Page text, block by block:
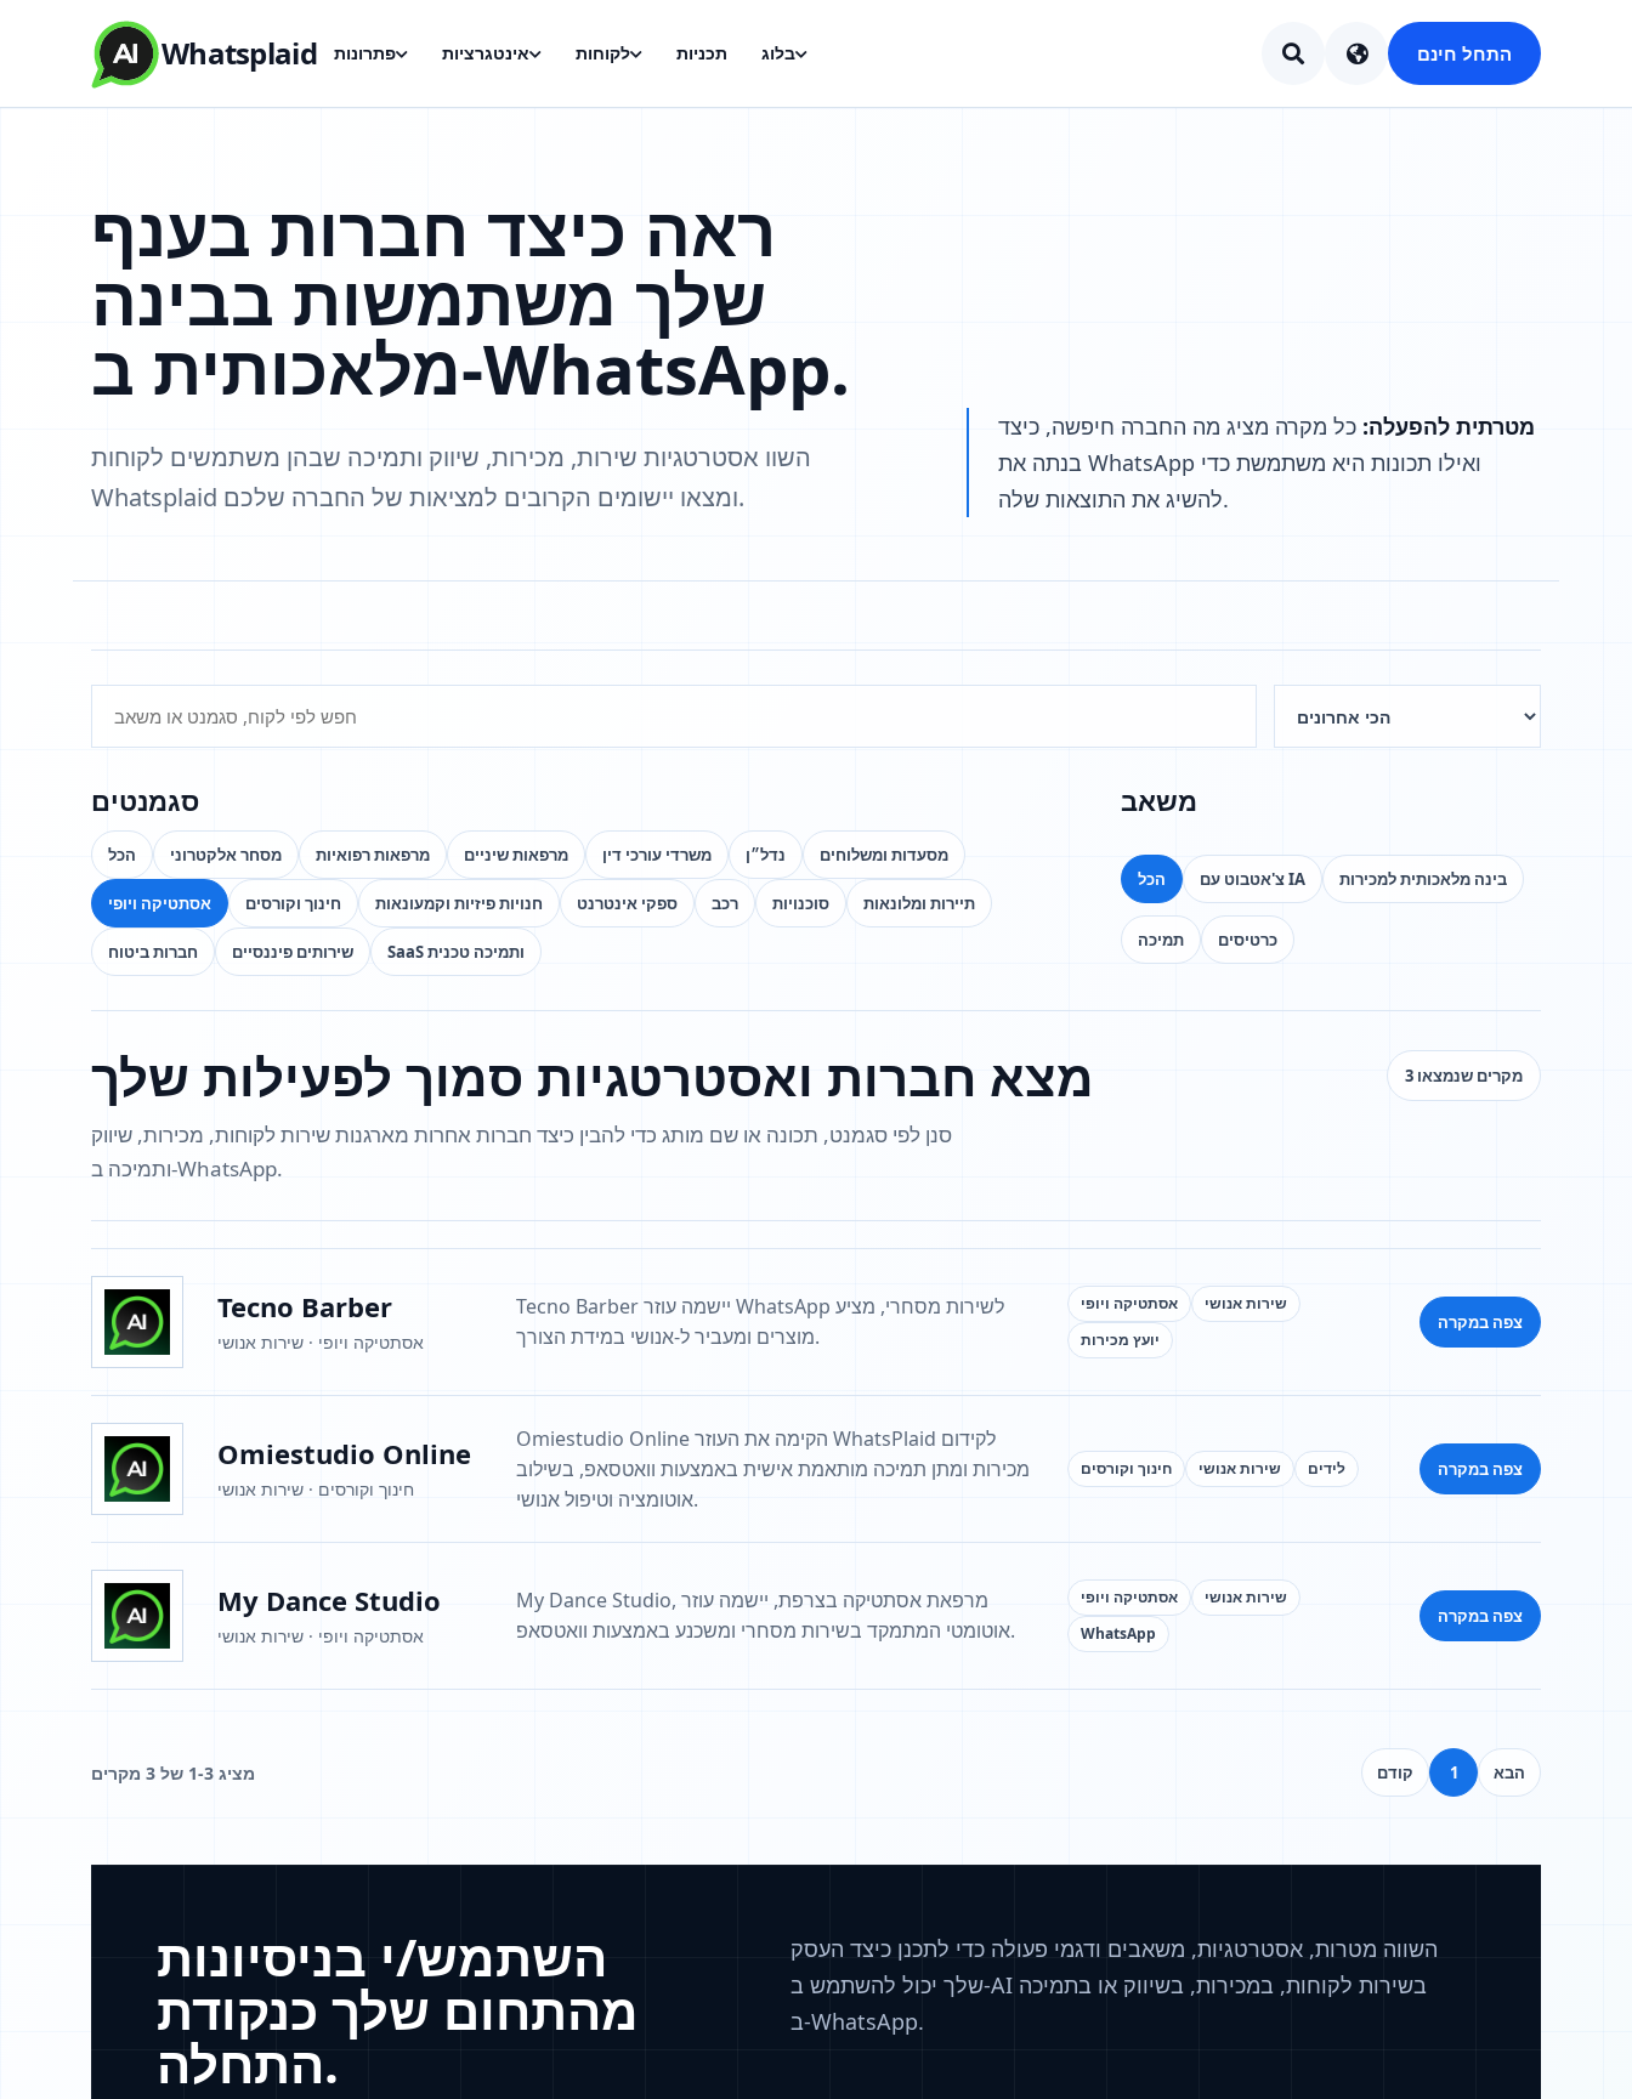
Whatsplaid פתרונות אינטגרציות לקוחות תכניות בלוג התחל חינם
ראה כיצד חברות בענף
שלך משתמשות בבינה
מלאכותית ב‑WhatsApp.
השוו אסטרטגיות שירות, מכירות, שיווק ותמיכה שבהן משתמשים לקוחות
Whatsplaid ומצאו יישומים הקרובים למציאות של החברה שלכם.
מטרתית להפעלה: כל מקרה מציג מה החברה חיפשה, כיצד
בנתה את WhatsApp ואילו תכונות היא משתמשת כדי
להשיג את התוצאות שלה.
סגמנטים
הכל מסחר אלקטרוני מרפאות רפואיות מרפאות שיניים משרדי עורכי דין נדל״ן מסעדות ומשלוחים
אסתטיקה ויופי חינוך וקורסים חנויות פיזיות וקמעונאות ספקי אינטרנט רכב סוכנויות תיירות ומלונאות
חברות ביטוח שירותים פיננסיים SaaS ותמיכה טכנית
משאב
הכל צ'אטבוט עם IA בינה מלאכותית למכירות
תמיכה כרטיסים
מצא חברות ואסטרטגיות סמוך לפעילות שלך
סנן לפי סגמנט, תכונה או שם מותג כדי להבין כיצד חברות אחרות מארגנות שירות לקוחות, מכירות, שיווק
ותמיכה ב‑WhatsApp.
3 מקרים שנמצאו
Tecno Barber
אסתטיקה ויופי · שירות אנושי
Tecno Barber יישמה עוזר WhatsApp לשירות מסחרי, מציע
מוצרים ומעביר ל-אנושי במידת הצורך.
אסתטיקה ויופי
שירות אנושי
יועץ מכירות
צפה במקרה
Omiestudio Online
חינוך וקורסים · שירות אנושי
Omiestudio Online הקימה את העוזר WhatsPlaid לקידום
מכירות ומתן תמיכה מותאמת אישית באמצעות וואטסאפ, בשילוב
אוטומציה וטיפול אנושי.
חינוך וקורסים שירות אנושי לידים צפה במקרה
My Dance Studio
אסתטיקה ויופי · שירות אנושי
My Dance Studio, מרפאת אסתטיקה בצרפת, יישמה עוזר
אוטומטי המתמקד בשירות מסחרי ומשכנע באמצעות וואטסאפ.
אסתטיקה ויופי
שירות אנושי
WhatsApp
צפה במקרה
מציג 1-3 של 3 מקרים קודם 1 הבא
השתמש/י בניסיונות
מהתחום שלך כנקודת
התחלה.
השווה מטרות, אסטרטגיות, משאבים ודגמי פעולה כדי לתכנן כיצד העסק
שלך יכול להשתמש ב‑AI בשירות לקוחות, במכירות, בשיווק או בתמיכה
ב‑WhatsApp.